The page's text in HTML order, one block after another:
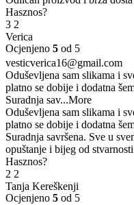
Hasznos?
3 2
Verica
Ocjenjeno 5 od 5
vesticverica16@gmail.com
Oduševljena sam slikama i
platno se dobije i dodatna
Suradnja sav...More
Oduševljena sam slikama i
platno se dobije i dodatna
Suradnja savršena. Sve u
opuštanje i bijeg od
Hasznos?
2 2
Tanja Kereškenji
Ocjenjeno 5 od 5